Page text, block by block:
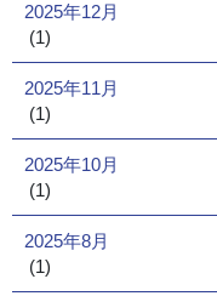
2025年12月
(1)
2025年11月
(1)
2025年10月
(1)
2025年8月
(1)